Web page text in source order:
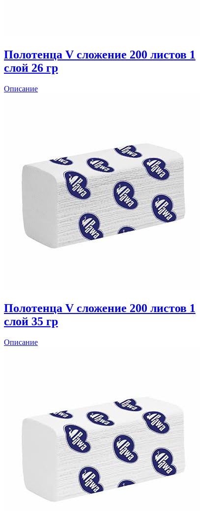
Полотенца V сложение 200 листов 1
слой 26 гр
Описание
Полотенца V сложение 200 листов 1
слой 35 гр
Описание